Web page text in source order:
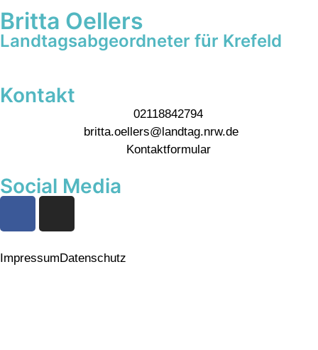
Britta Oellers
Landtagsabgeordneter für Krefeld
Kontakt
02118842794
britta.oellers@landtag.nrw.de
Kontaktformular
Social Media
ImpressumDatenschutz